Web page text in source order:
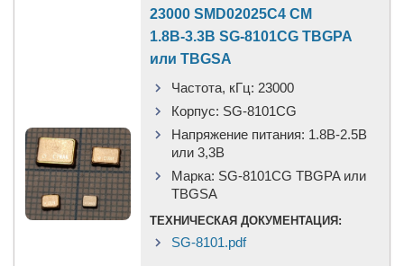
23000 SMD02025C4 CM
1.8В-3.3В SG-8101CG TBGPA
или TBGSA
Частота, кГц: 23000
Корпус: SG-8101CG
Напряжение питания: 1.8В-2.5B
или 3,3B
Марка: SG-8101CG TBGPA или
TBGSA
ТЕХНИЧЕСКАЯ ДОКУМЕНТАЦИЯ:
SG-8101.pdf